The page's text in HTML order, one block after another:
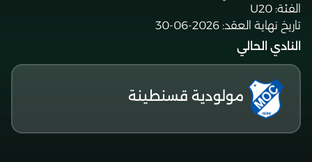
الفئة: U20
تاريخ نهاية العقد: 2026-06-30
النادي الحالي
مولودية قسنطينة